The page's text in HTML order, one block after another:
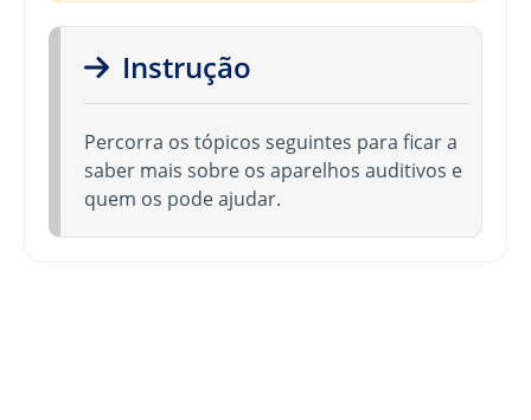
Instrução
Percorra os tópicos seguintes para ficar a
saber mais sobre os aparelhos auditivos e
quem os pode ajudar.